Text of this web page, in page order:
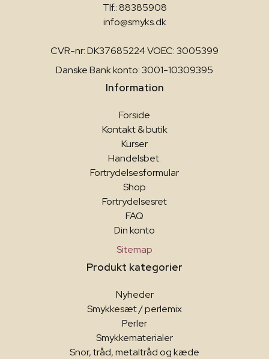
Tlf.: 88385908
info@smyks.dk
CVR-nr: DK37685224 VOEC: 3005399
Danske Bank konto: 3001-10309395
Information
Forside
Kontakt & butik
Kurser
Handelsbet.
Fortrydelsesformular
Shop
Fortrydelsesret
FAQ
Din konto
Sitemap
Produkt kategorier
Nyheder
Smykkesæt / perlemix
Perler
Smykkematerialer
Snor, tråd, metaltråd og kæde